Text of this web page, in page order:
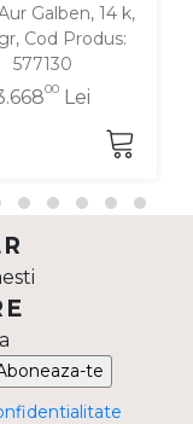
Galben, 14 k,
Cod Produs:
577130
00 Lei
te